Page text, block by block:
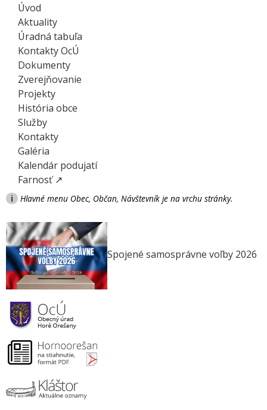
Úvod
Aktuality
Úradná tabuľa
Kontakty OcÚ
Dokumenty
Zverejňovanie
Projekty
História obce
Služby
Kontakty
Galéria
Kalendár podujatí
Farnosť ↗
i Hlavné menu Obec, Občan, Návštevník je na vrchu stránky.
Spojené samosprávne voľby 2026